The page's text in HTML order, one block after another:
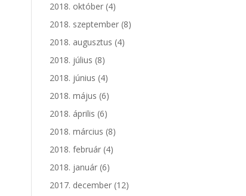
2018. október (4)
2018. szeptember (8)
2018. augusztus (4)
2018. július (8)
2018. június (4)
2018. május (6)
2018. április (6)
2018. március (8)
2018. február (4)
2018. január (6)
2017. december (12)